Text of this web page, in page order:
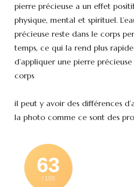
pierre précieuse a un effet
physique, mental et spirituel.
précieuse reste dans le corps
temps, ce qui la rend plus
d’appliquer une pierre
corps
il peut y avoir des différences
la photo comme ce sont des
63
/ 100